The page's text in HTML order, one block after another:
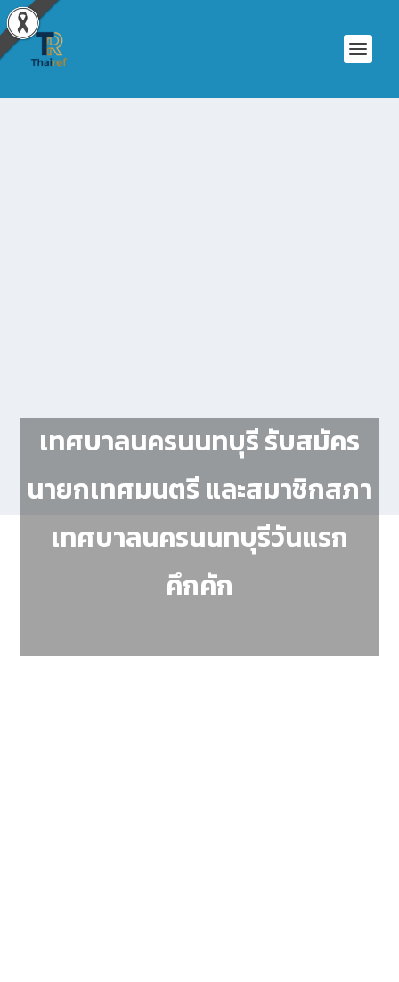
เทศบาลนครนนทบุรี รับสมัคร
นายกเทศมนตรี และสมาชิกสภา
เทศบาลนครนนทบุรีวันแรก
คึกคัก